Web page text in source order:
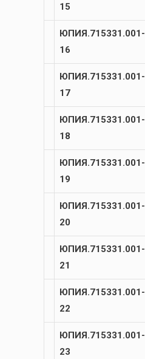
15
ЮПИЯ.715331.001-
16
ЮПИЯ.715331.001-
17
ЮПИЯ.715331.001-
18
ЮПИЯ.715331.001-
19
ЮПИЯ.715331.001-
20
ЮПИЯ.715331.001-
21
ЮПИЯ.715331.001-
22
ЮПИЯ.715331.001-
23